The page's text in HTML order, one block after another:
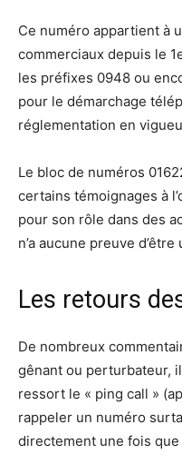
Ce numéro appartient à
commerciaux depuis le
les préfixes 0948 ou
pour le démarchage
réglementation en
Le bloc de numéros
certains témoignages à
pour son rôle dans des
n’a aucune preuve
Les retours
De nombreux
gênant ou perturbateur,
ressort le « ping call »
rappeler un numéro
directement une fois